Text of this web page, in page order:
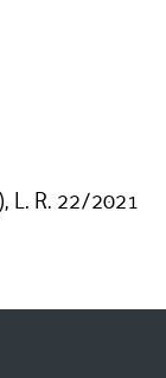
L. R. 22/2021